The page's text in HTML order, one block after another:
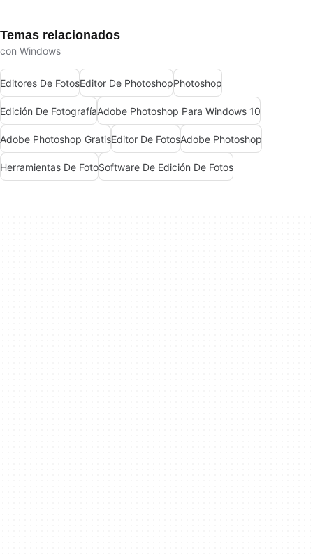
Temas relacionados
con Windows
Editores De FotosEditor De PhotoshopPhotoshop
Edición De FotografíaAdobe Photoshop Para Windows 10
Adobe Photoshop GratisEditor De FotosAdobe Photoshop
Herramientas De FotoSoftware De Edición De Fotos